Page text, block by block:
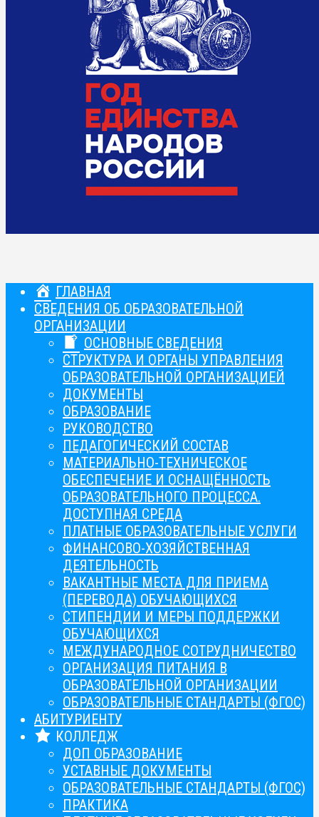
ГЛАВНАЯ
СВЕДЕНИЯ ОБ ОБРАЗОВАТЕЛЬНОЙ
ОРГАНИЗАЦИИ
ОСНОВНЫЕ СВЕДЕНИЯ
СТРУКТУРА И ОРГАНЫ УПРАВЛЕНИЯ
ОБРАЗОВАТЕЛЬНОЙ ОРГАНИЗАЦИЕЙ
ДОКУМЕНТЫ
ОБРАЗОВАНИЕ
РУКОВОДСТВО
ПЕДАГОГИЧЕСКИЙ СОСТАВ
МАТЕРИАЛЬНО-ТЕХНИЧЕСКОЕ
ОБЕСПЕЧЕНИЕ И ОСНАЩЁННОСТЬ
ОБРАЗОВАТЕЛЬНОГО ПРОЦЕССА.
ДОСТУПНАЯ СРЕДА
ПЛАТНЫЕ ОБРАЗОВАТЕЛЬНЫЕ УСЛУГИ
ФИНАНСОВО-ХОЗЯЙСТВЕННАЯ
ДЕЯТЕЛЬНОСТЬ
ВАКАНТНЫЕ МЕСТА ДЛЯ ПРИЕМА
(ПЕРЕВОДА) ОБУЧАЮЩИХСЯ
СТИПЕНДИИ И МЕРЫ ПОДДЕРЖКИ
ОБУЧАЮЩИХСЯ
МЕЖДУНАРОДНОЕ СОТРУДНИЧЕСТВО
ОРГАНИЗАЦИЯ ПИТАНИЯ В
ОБРАЗОВАТЕЛЬНОЙ ОРГАНИЗАЦИИ
ОБРАЗОВАТЕЛЬНЫЕ СТАНДАРТЫ (ФГОС)
АБИТУРИЕНТУ
КОЛЛЕДЖ
ДОП ОБРАЗОВАНИЕ
УСТАВНЫЕ ДОКУМЕНТЫ
ОБРАЗОВАТЕЛЬНЫЕ СТАНДАРТЫ (ФГОС)
ПРАКТИКА